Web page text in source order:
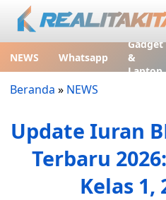
NEWS Whatsapp
Gadget
&
Laptop
Beranda » NEWS
Update Iuran
Terbaru
Kelas 1,